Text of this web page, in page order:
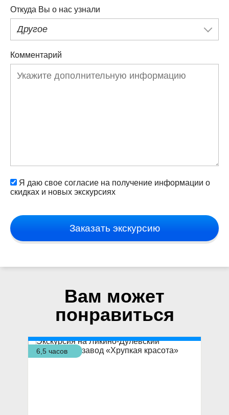
Откуда Вы о нас узнали
Другое
Комментарий
Я даю свое согласие на получение информации о
скидках и новых экскурсиях
Заказать экскурсию
Вам может
понравиться
6,5 часов